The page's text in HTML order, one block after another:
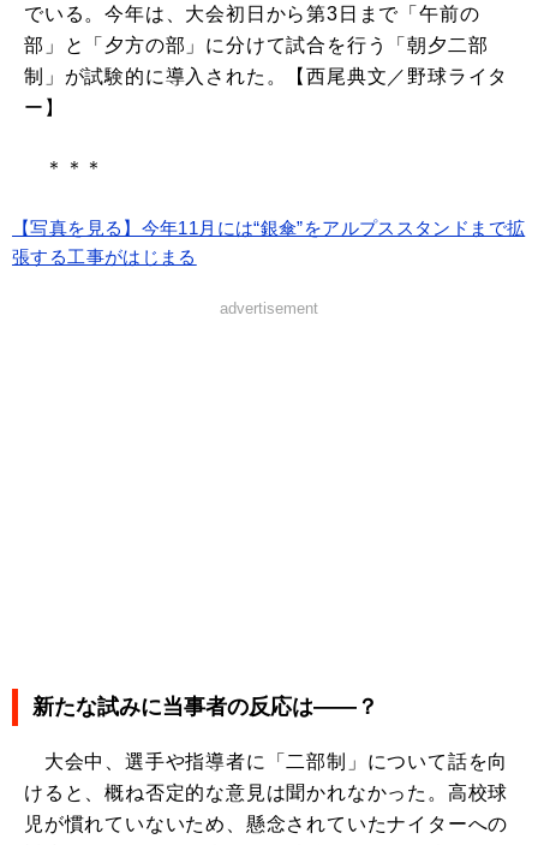
でいる。今年は、大会初日から第3日まで「午前の
部」と「夕方の部」に分けて試合を行う「朝夕二部
制」が試験的に導入された。【西尾典文／野球ライタ
ー】
＊＊＊
【写真を見る】今年11月には“銀傘”をアルプススタンドまで拡
張する工事がはじまる
advertisement
新たな試みに当事者の反応は――？
大会中、選手や指導者に「二部制」について話を向
けると、概ね否定的な意見は聞かれなかった。高校球
児が慣れていないため、懸念されていたナイターへの